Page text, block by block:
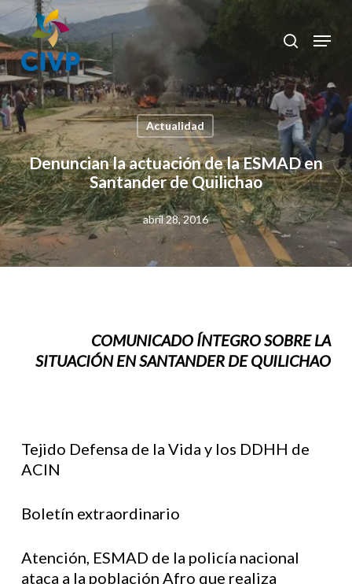
Skip
to
main
content
search
Menu
Actualidad
Denuncian la actuación de la ESMAD en
Santander de Quilichao
abril 28, 2016
COMUNICADO ÍNTEGRO SOBRE LA
SITUACIÓN EN SANTANDER DE QUILICHAO
Tejido Defensa de la Vida y los DDHH de
ACIN
Boletín extraordinario
Atención, ESMAD de la policía nacional
ataca a la población Afro que realiza
Close